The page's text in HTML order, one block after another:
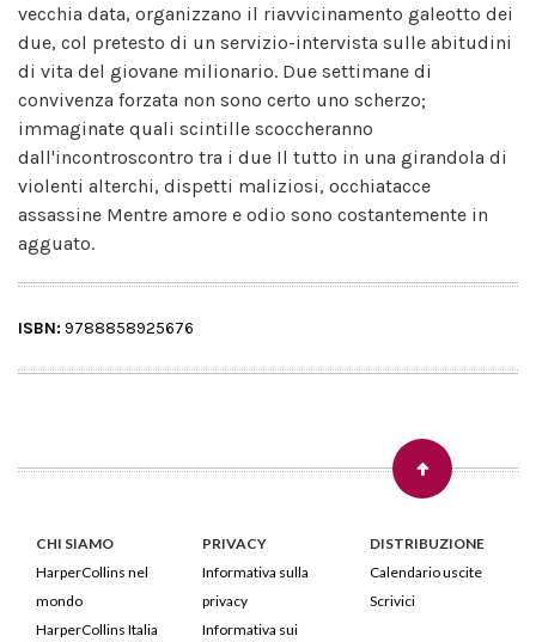
vecchia data, organizzano il riavvicinamento galeotto dei
due, col pretesto di un servizio-intervista sulle abitudini
di vita del giovane milionario. Due settimane di
convivenza forzata non sono certo uno scherzo;
immaginate quali scintille scoccheranno
dall'incontroscontro tra i due Il tutto in una girandola di
violenti alterchi, dispetti maliziosi, occhiatacce
assassine Mentre amore e odio sono costantemente in
agguato.
ISBN: 9788858925676
CHI SIAMO
HarperCollins nel
mondo
HarperCollins Italia
PRIVACY
Informativa sulla
privacy
Informativa sui
DISTRIBUZIONE
Calendario uscite
Scrivici